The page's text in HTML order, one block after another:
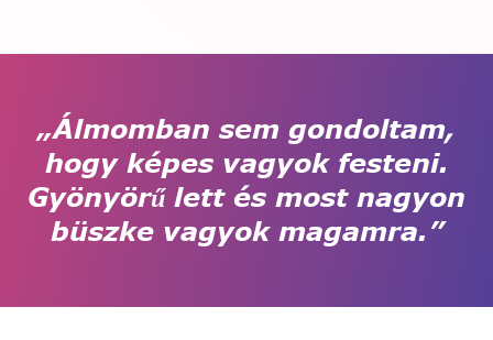
„Álmomban sem gondoltam,
hogy képes vagyok festeni.
Gyönyörű lett és most nagyon
büszke vagyok magamra.”